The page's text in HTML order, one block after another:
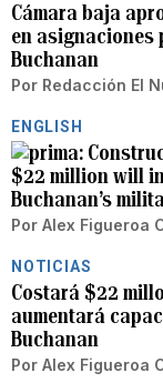
Cámara baja
en asignaciones
Buchanan
Por Redacción El
ENGLISH
$22 million will
Buchanan’s
Por Alex Figueroa
NOTICIAS
Costará $22
aumentará
Buchanan
Por Alex Figueroa